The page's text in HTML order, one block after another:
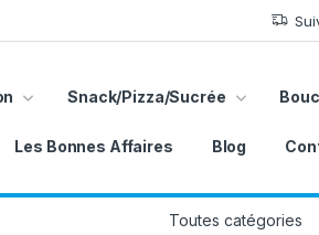
Snack/Pizza/Sucrée
Les Bonnes Affaires Blog